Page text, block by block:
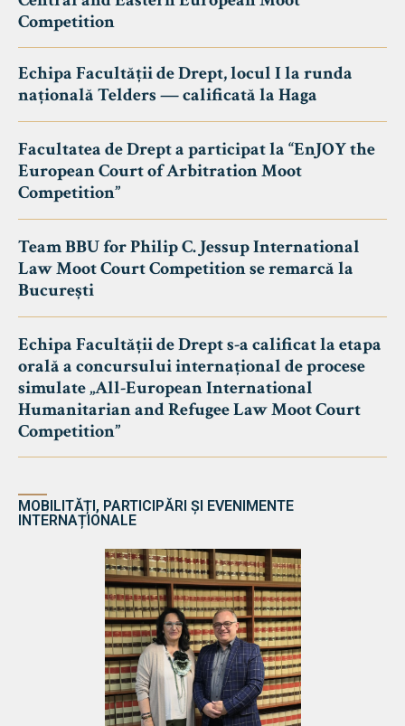
Competition
Echipa Facultății de Drept, locul I la runda
națională Telders — calificată la Haga
Facultatea de Drept a participat la “EnJOY the
European Court of Arbitration Moot
Competition”
Team BBU for Philip C. Jessup International
Law Moot Court Competition se remarcă la
București
Echipa Facultății de Drept s-a calificat la etapa
orală a concursului internațional de procese
simulate „All-European International
Humanitarian and Refugee Law Moot Court
Competition”
MOBILITĂȚI, PARTICIPĂRI ȘI EVENIMENTE
INTERNAȚIONALE